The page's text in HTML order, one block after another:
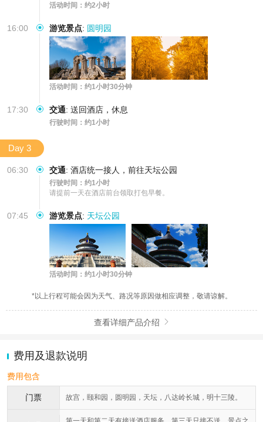
活动时间：约2小时
16:00 游览景点: 圆明园
活动时间：约1小时30分钟
17:30 交通: 送回酒店，休息
行驶时间：约1小时
Day 3
06:30 交通: 酒店统一接人，前往天坛公园
行驶时间：约1小时
请提前一天在酒店前台领取打包早餐。
07:45 游览景点: 天坛公园
活动时间：约1小时30分钟
*以上行程可能会因为天气、路况等原因做相应调整，敬请谅解。
查看详细产品介绍 
费用及退款说明
费用包含
门票 故宫，颐和园，圆明园，天坛，八达岭长城，明十三陵。